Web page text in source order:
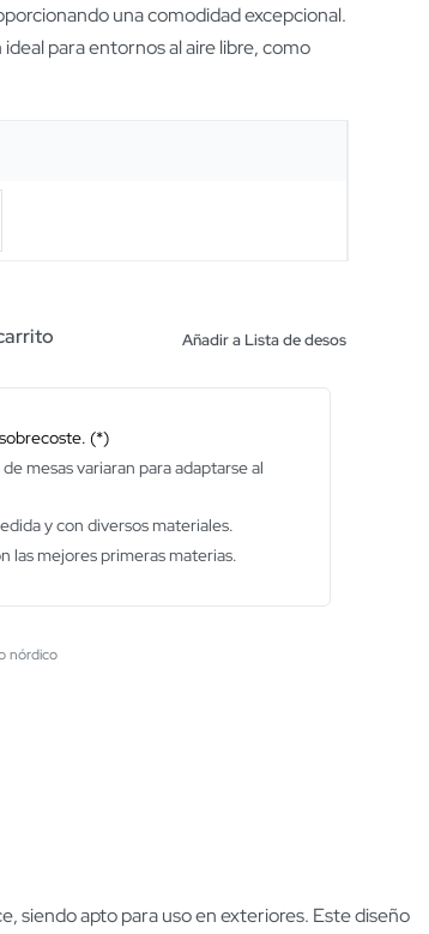
una comodidad excepcional.
para entornos al aire libre, como
Añadir a Lista de desos
(*)
mesas variaran para adaptarse al
y con diversos materiales.
las mejores primeras materias.
nórdico
siendo apto para uso en exteriores. Este diseño